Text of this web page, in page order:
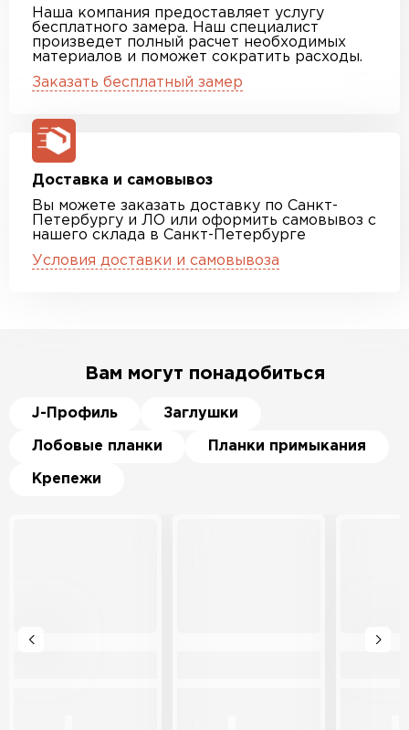
Наша компания предоставляет услугу
бесплатного замера. Наш специалист
произведет полный расчет необходимых
материалов и поможет сократить расходы.
Заказать бесплатный замер
Доставка и самовывоз
Вы можете заказать доставку по Санкт-
Петербургу и ЛО или оформить самовывоз с
нашего склада в Санкт-Петербурге
Условия доставки и самовывоза
Вам могут понадобиться
J-Профиль Заглушки
Лобовые планки Планки примыкания
Крепежи